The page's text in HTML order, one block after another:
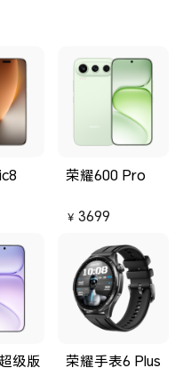
荣耀600 Pro
￥ 3699
级版 荣耀手表6 Plus